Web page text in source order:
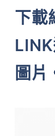
下載
圖片